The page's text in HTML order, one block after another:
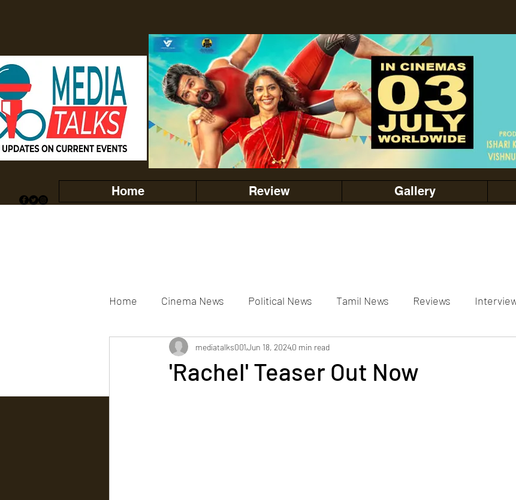
Home Review Gallery
Home Cinema News Political News Tamil News Reviews
Movies Gallery Actress Gallery Events Gallery
'Rachel' Teaser Out Now
mediatalks001Jun 18, 20240 min read